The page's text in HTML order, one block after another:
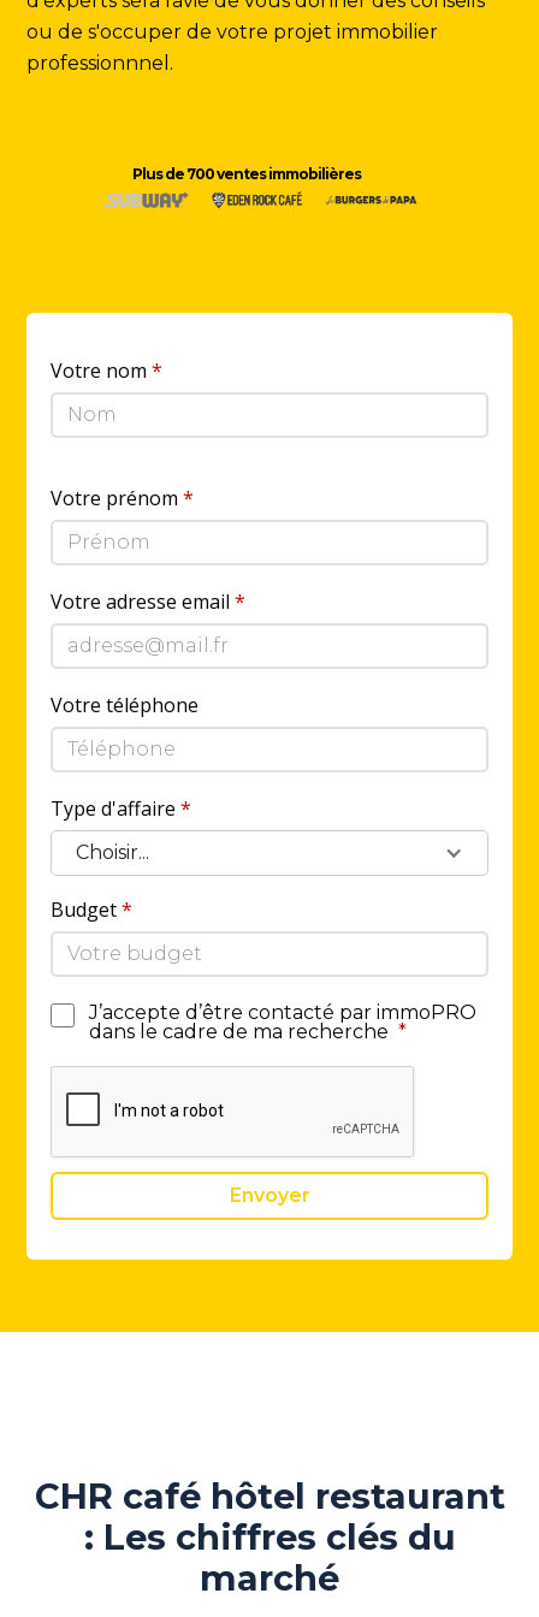
ou de s'occuper de votre projet immobilier
professionnnel.
Plus de 700 ventes immobilières
Votre nom*
Votre prénom*
Votre adresse email*
Votre téléphone
Type d'affaire*
Choisir...
Budget*
J’accepte d’être contacté par immoPRO
dans le cadre de ma recherche*
CHR café hôtel restaurant
: Les chiffres clés du
marché